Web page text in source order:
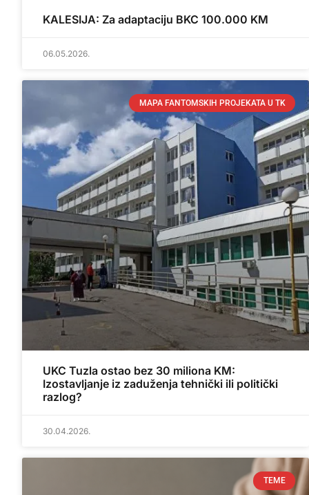
KALESIJA: Za adaptaciju BKC 100.000 KM
06.05.2026.
MAPA FANTOMSKIH PROJEKATA U TK
UKC Tuzla ostao bez 30 miliona KM:
Izostavljanje iz zaduženja tehnički ili politički
razlog?
30.04.2026.
TEME